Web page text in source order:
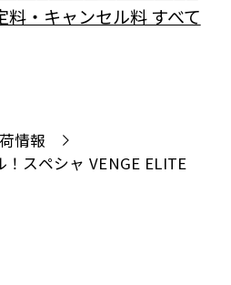
情報
スペシャ VENGE ELITE